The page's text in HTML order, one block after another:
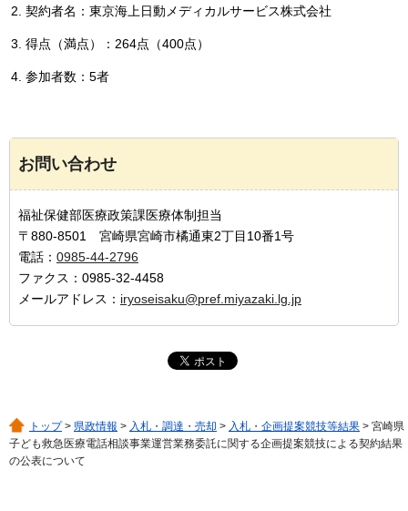
契約者名：東京海上日動メディカルサービス株式会社
得点（満点）：264点（400点）
参加者数：5者
お問い合わせ
福祉保健部医療政策課医療体制担当
〒880-8501 宮崎県宮崎市橘通東2丁目10番1号
電話： 0985-44-2796
ファクス：0985-32-4458
メールアドレス： iryoseisaku@pref.miyazaki.lg.jp
トップ> 県政情報 > 入札・調達・売却 > 入札・企画提案競技等結果 > 宮崎県
子ども救急医療電話相談事業運営業務委託に関する企画提案競技による契約結果
の公表について